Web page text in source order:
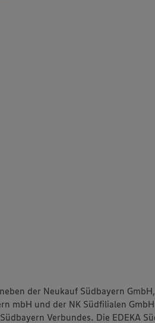
der Neukauf Südbayern
mbH und der NK Südfilialen
Verbundes. Die EDEKA